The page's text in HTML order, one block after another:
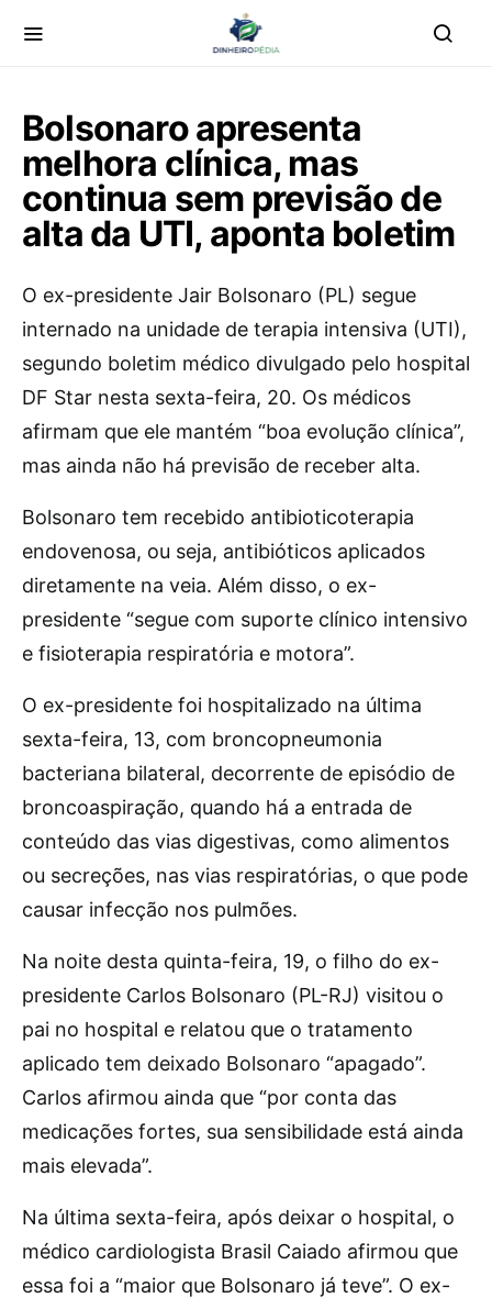
Bolsonaro apresenta
melhora clínica, mas
continua sem previsão de
alta da UTI, aponta boletim
O ex-presidente Jair Bolsonaro (PL) segue
internado na unidade de terapia intensiva (UTI),
segundo boletim médico divulgado pelo hospital
DF Star nesta sexta-feira, 20. Os médicos
afirmam que ele mantém “boa evolução clínica”,
mas ainda não há previsão de receber alta.
Bolsonaro tem recebido antibioticoterapia
endovenosa, ou seja, antibióticos aplicados
diretamente na veia. Além disso, o ex-
presidente “segue com suporte clínico intensivo
e fisioterapia respiratória e motora”.
O ex-presidente foi hospitalizado na última
sexta-feira, 13, com broncopneumonia
bacteriana bilateral, decorrente de episódio de
broncoaspiração, quando há a entrada de
conteúdo das vias digestivas, como alimentos
ou secreções, nas vias respiratórias, o que pode
causar infecção nos pulmões.
Na noite desta quinta-feira, 19, o filho do ex-
presidente Carlos Bolsonaro (PL-RJ) visitou o
pai no hospital e relatou que o tratamento
aplicado tem deixado Bolsonaro “apagado”.
Carlos afirmou ainda que “por conta das
medicações fortes, sua sensibilidade está ainda
mais elevada”.
Na última sexta-feira, após deixar o hospital, o
médico cardiologista Brasil Caiado afirmou que
essa foi a “maior que Bolsonaro já teve”. O ex-